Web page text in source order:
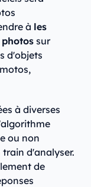
à les
sur
d'objets
à diverses
ou non
d'analyser.
de